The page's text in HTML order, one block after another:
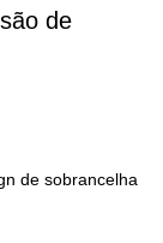
de
de sobrancelha